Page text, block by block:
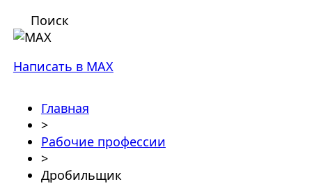
Поиск
Написать в MAX
Главная
>
Рабочие профессии
>
Дробильщик